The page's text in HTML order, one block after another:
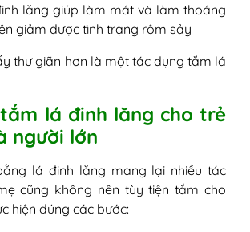
lăng giúp làm mát và làm thoáng
giảm được tình trạng rôm sảy
thư giãn hơn là một tác dụng tắm lá
tắm lá đinh lăng cho trẻ
người lớn
lá đinh lăng mang lại nhiều tác
cũng không nên tùy tiện tắm cho
hiện đúng các bước: